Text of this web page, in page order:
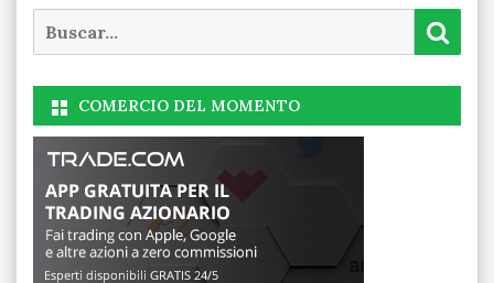
COMERCIO DEL MOMENTO